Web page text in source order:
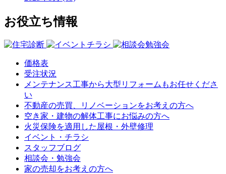
お役立ち情報
価格表
受注状況
メンテナンス工事から大型リフォームもお任せくださ
い
不動産の売買、リノベーションをお考えの方へ
空き家・建物の解体工事にお悩みの方へ
火災保険を適用した屋根・外壁修理
イベント・チラシ
スタッフブログ
相談会・勉強会
家の売却をお考えの方へ